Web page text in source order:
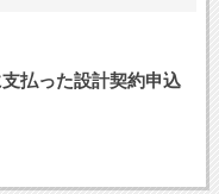
払った設計契約申込